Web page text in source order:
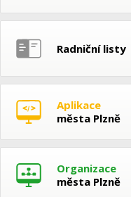
Radniční listy
Aplikace
města Plzně
Organizace
města Plzně